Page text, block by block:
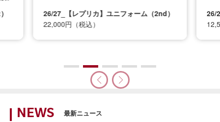
26/27_【レプリカ】ユニフォーム（2nd）
22,000円（税込）
26/
NEWS 最新ニュース